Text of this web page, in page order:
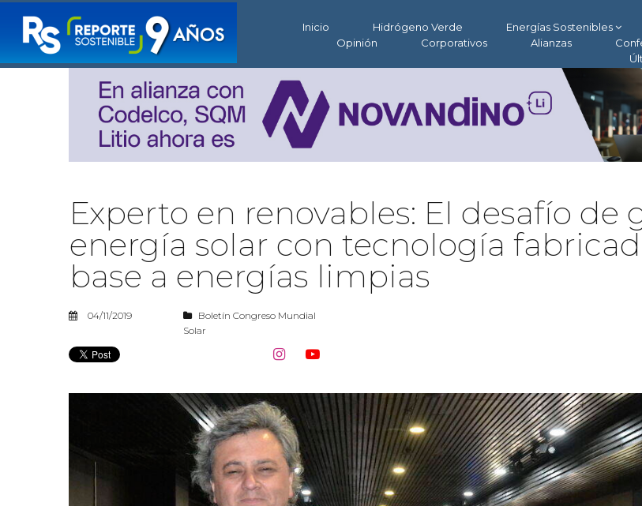
Inicio Hidrógeno Verde Energías Sostenibles
Opinión
Corporativos Alianzas
Experto en renovables: El desafío de
energía solar con tecnología
base a energías limpias
04/11/2019
Boletín Congreso Mundial
Solar
 